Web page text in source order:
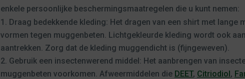
enkele persoonlijke beschermingsmaatregelen die u kunt nemen:
Draag bedekkende kleding: Het dragen van een shirt met lange
vormen tegen muggenbeten. Lichtgekleurde kleding wordt ook
aantrekken. Zorg dat de kleding muggendicht is (fijngeweven).
Gebruik een insectenwerend middel: Het aanbrengen van
muggenbeten voorkomen. Afweermiddelen die DEET, Citriodiol,